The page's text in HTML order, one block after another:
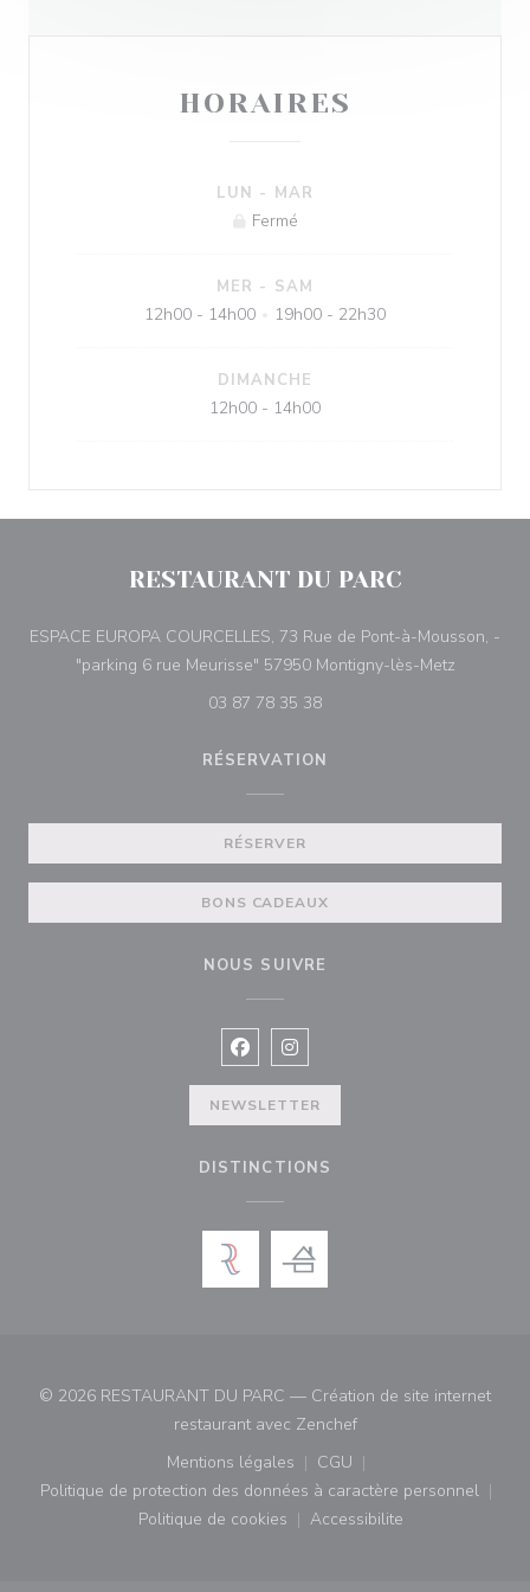
HORAIRES
LUN - MAR
Fermé
MER - SAM
12h00 - 14h00 19h00 - 22h30
DIMANCHE
12h00 - 14h00
RESTAURANT DU PARC
ESPACE EUROPA COURCELLES, 73 Rue de Pont-à-Mousson, -
"parking 6 rue Meurisse" 57950 Montigny-lès-Metz((ouvre
03 87 78 35 38
RÉSERVATION
RÉSERVER
BONS CADEAUX
NOUS SUIVRE
Facebook ((ouvre une nouvelle
Instagram ((ouvre une
NEWSLETTER
DISTINCTIONS
© 2026 RESTAURANT DU PARC — Création de site internet
restaurant avec Zenchef((ouvre une nouvelle
Mentions légales
((ouvre une nouvelle fenêtre))
CGU
((ouvre une nouvelle
Politique de protection des données à caractère personnel
((ouvre une nouvelle fenêtre))
Politique de cookies
((ouvre une nouvelle fenêtre))
Accessibilite
((ouvre une nouvelle